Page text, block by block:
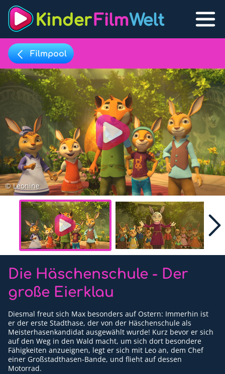
Filmpool
Filmlisten
Filmlexikon
Lernfilme
Filmpool Lexikon
Favoriten
Für Erwachsene
Redaktion
Downloads
Partner
Presse
Kontakt
Impressum
Filmpool
Play
© Leonine
Die Häschenschule - Der
große Eierklau
Diesmal freut sich Max besonders auf Ostern: Immerhin ist
er der erste Stadthase, der von der Häschenschule als
Meisterhasenkandidat ausgewählt wurde! Kurz bevor er sich
auf den Weg in den Wald macht, um sich dort besondere
Fähigkeiten anzueignen, legt er sich mit Leo an, dem Chef
einer Großstadthasen-Bande, und flieht auf dessen
Motorrad.